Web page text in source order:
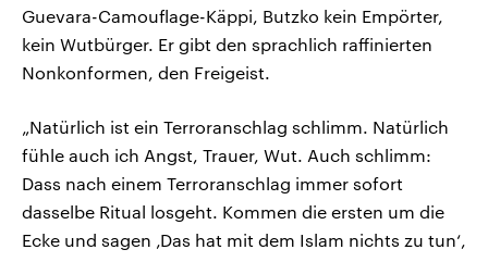
Guevara-Camouflage-Käppi, Butzko kein Empörter,
kein Wutbürger. Er gibt den sprachlich raffinierten
Nonkonformen, den Freigeist.
„Natürlich ist ein Terroranschlag schlimm. Natürlich
fühle auch ich Angst, Trauer, Wut. Auch schlimm:
Dass nach einem Terroranschlag immer sofort
dasselbe Ritual losgeht. Kommen die ersten um die
Ecke und sagen ‚Das hat mit dem Islam nichts zu tun‘,